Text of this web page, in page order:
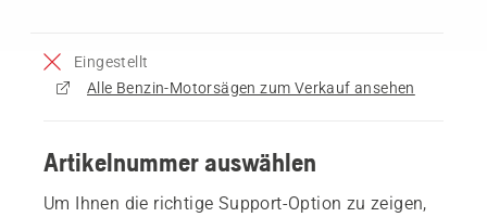
Eingestellt
Alle Benzin-Motorsägen zum Verkauf ansehen
Artikelnummer auswählen
Um Ihnen die richtige Support-Option zu zeigen,